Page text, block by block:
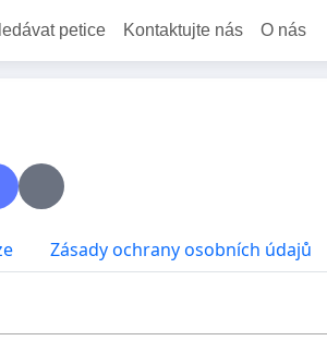
petice Kontaktujte nás O nás
Zásady ochrany osobních údajů